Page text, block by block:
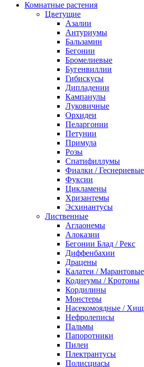
Комнатные растения
Цветущие
Азалии
Антуриумы
Бальзамин
Бегонии
Бромелиевые
Бугенвиллии
Гибискусы
Дипладении
Кампанулы
Луковичные
Орхидеи
Пеларгонии
Петунии
Примула
Розы
Спатифиллумы
Фиалки / Геснериевые
Фуксии
Цикламены
Хризантемы
Эсхинантусы
Лиственные
Аглаонемы
Алоказии
Бегонии Блад / Рекс
Диффенбахии
Драцены
Калатеи / Марантовые
Кодиеумы / Кротоны
Кордилины
Монстеры
Насекомоядные /
Нефролеписы
Пальмы
Папоротники
Пилеи
Плектрантусы
Полисциасы